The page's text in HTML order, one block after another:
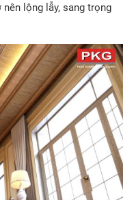
lộng lẫy, sang trọng